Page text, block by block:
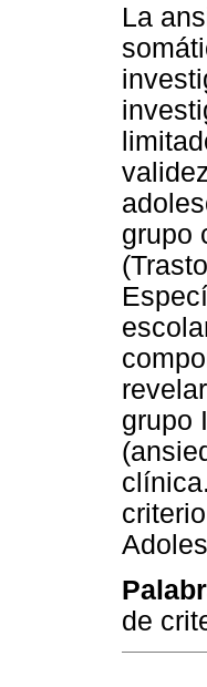
La
grupo
grupo
de